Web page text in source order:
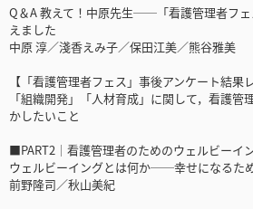
Q＆A 教えて！中原先生──「看護管理者フ
えました
中原 淳／淺香えみ子／保田江美／熊谷雅美
【「看護管理者フェス」事後アンケート結果
「組織開発」「人材育成」に関して，看護管
かしたいこと
■PART2│看護管理者のためのウェルビーイ
ウェルビーイングとは何か──幸せになるた
前野隆司／秋山美紀